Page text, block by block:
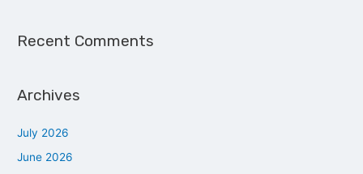
Recent Comments
Archives
July 2026
June 2026